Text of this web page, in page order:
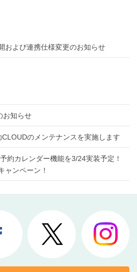
および連携仕様変更のお知らせ
お知らせ
CLOUDのメンテナンスを実施します
約カレンダー機能を3/24実装予定！
ャンペーン！